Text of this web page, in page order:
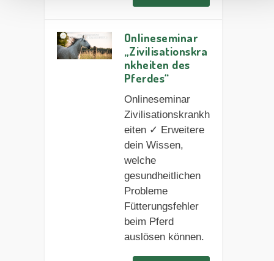
Onlineseminar
„Zivilisationskra
nkheiten des
Pferdes“
Onlineseminar
Zivilisationskrankh
eiten ✓ Erweitere
dein Wissen,
welche
gesundheitlichen
Probleme
Fütterungsfehler
beim Pferd
auslösen können.